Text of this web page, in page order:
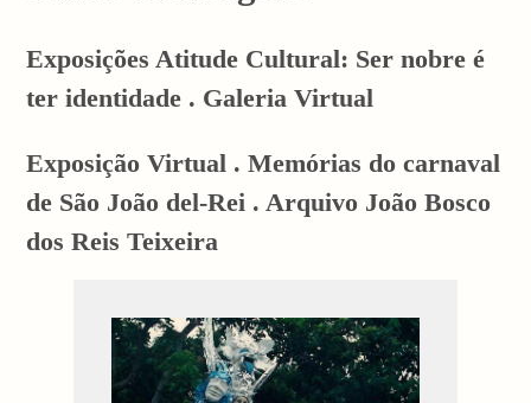
Exposições Atitude Cultural: Ser nobre é
ter identidade . Galeria Virtual
Exposição Virtual . Memórias do carnaval
de São João del-Rei . Arquivo João Bosco
dos Reis Teixeira